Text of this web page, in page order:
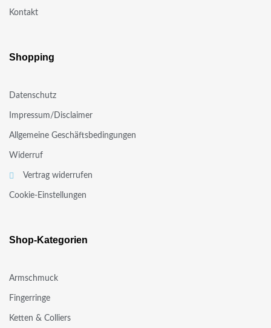
Kontakt
Shopping
Datenschutz
Impressum/Disclaimer
Allgemeine Geschäftsbedingungen
Widerruf
Vertrag widerrufen
Cookie-Einstellungen
Shop-Kategorien
Armschmuck
Fingerringe
Ketten & Colliers